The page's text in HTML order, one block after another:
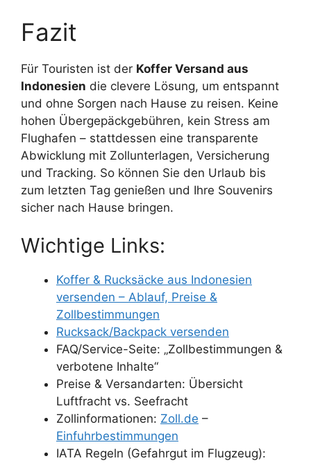
Fazit
Für Touristen ist der Koffer Versand aus
Indonesien die clevere Lösung, um entspannt
und ohne Sorgen nach Hause zu reisen. Keine
hohen Übergepäckgebühren, kein Stress am
Flughafen – stattdessen eine transparente
Abwicklung mit Zollunterlagen, Versicherung
und Tracking. So können Sie den Urlaub bis
zum letzten Tag genießen und Ihre Souvenirs
sicher nach Hause bringen.
Wichtige Links:
Koffer & Rucksäcke aus Indonesien
versenden – Ablauf, Preise &
Zollbestimmungen
Rucksack/Backpack versenden
FAQ/Service-Seite: „Zollbestimmungen &
verbotene Inhalte“
Preise & Versandarten: Übersicht
Luftfracht vs. Seefracht
Zollinformationen: Zoll.de –
Einfuhrbestimmungen
IATA Regeln (Gefahrgut im Flugzeug):